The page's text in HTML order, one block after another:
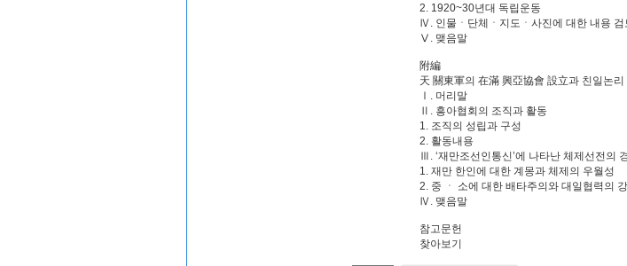
2. 1920~30년대 독립운동
Ⅳ. 인물ㆍ단체ㆍ지도ㆍ사진에 대한 내용 검
Ⅴ. 맺음말
附編
天 關東軍의 在滿 興亞協會 設立과 친일논리
Ⅰ. 머리말
Ⅱ. 흥아협회의 조직과 활동
1. 조직의 성립과 구성
2. 활동내용
Ⅲ. ‘재만조선인통신’에 나타난 체제선전의
1. 재만 한인에 대한 계몽과 체제의 우월성
2. 중 ㆍ 소에 대한 배타주의와 대일협력의
Ⅳ. 맺음말
참고문헌
찾아보기